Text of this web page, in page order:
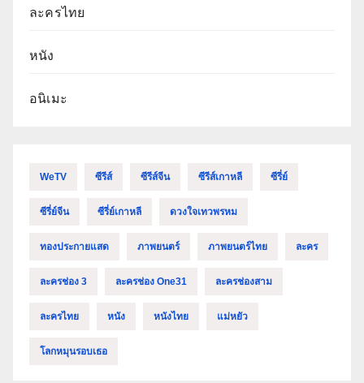
ละครไทย
หนัง
อนิเมะ
WeTV ซีรีส์ ซีรีส์จีน ซีรีส์เกาหลี ซีรี่ย์
ซีรี่ย์จีน ซีรี่ย์เกาหลี ดวงใจเทวพรหม
ทองประกายแสด ภาพยนตร์ ภาพยนตร์ไทย ละคร
ละครช่อง 3 ละครช่อง One31 ละครช่องสาม
ละครไทย หนัง หนังไทย แม่หยัว
โลกหมุนรอบเธอ